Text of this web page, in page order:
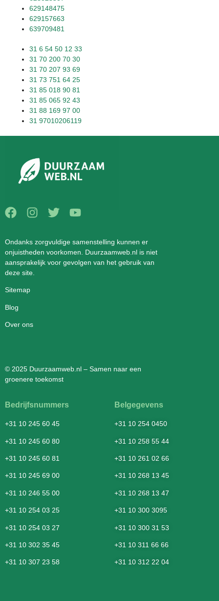
629148475
629157663
639709481
31 6 54 50 12 33
31 70 200 70 30
31 70 207 93 69
31 73 751 64 25
31 85 018 90 81
31 85 065 92 43
31 88 169 97 00
31 97010206119
Ondanks zorgvuldige samenstelling kunnen er
onjuistheden voorkomen. Duurzaamweb.nl is niet
aansprakelijk voor gevolgen van het gebruik van
deze site.
Sitemap
Blog
Over ons
© 2025 Duurzaamweb.nl – Samen naar een
groenere toekomst
Bedrijfsnummers
+31 10 245 60 45
+31 10 245 60 80
+31 10 245 60 81
+31 10 245 69 00
+31 10 246 55 00
+31 10 254 03 25
+31 10 254 03 27
+31 10 302 35 45
+31 10 307 23 58
Belgegevens
+31 10 254 0450
+31 10 258 55 44
+31 10 261 02 66
+31 10 268 13 45
+31 10 268 13 47
+31 10 300 3095
+31 10 300 31 53
+31 10 311 66 66
+31 10 312 22 04